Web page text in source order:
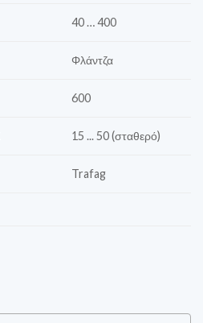
40 … 400
Φλάντζα
600
15 ... 50 (σταθερό)
Trafag